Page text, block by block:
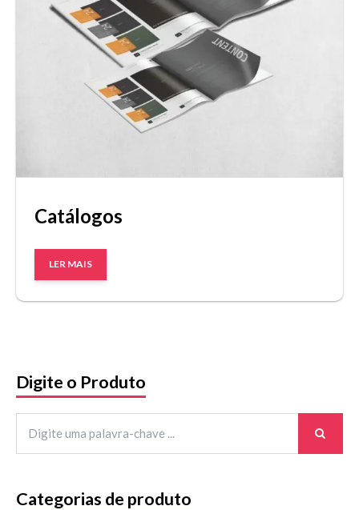
Catálogos
LER MAIS
Digite o Produto
Categorias de produto